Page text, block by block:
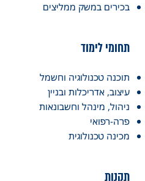
בכירים במשק ממליצים
תחומי לימוד
תוכנה טכנולוגיה וחשמל
עיצוב, אדריכלות ובניין
ניהול, מינהל וחשבונאות
פרה-רפואי
מכינה טכנולוגית
תקנות